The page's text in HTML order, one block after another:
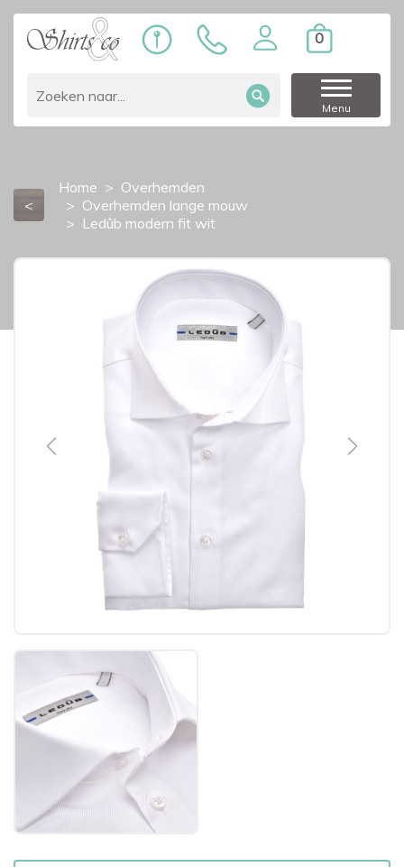
0
Menu
<
Home
Overhemden
Overhemden lange mouw
Ledûb modern fit wit
Previous Next